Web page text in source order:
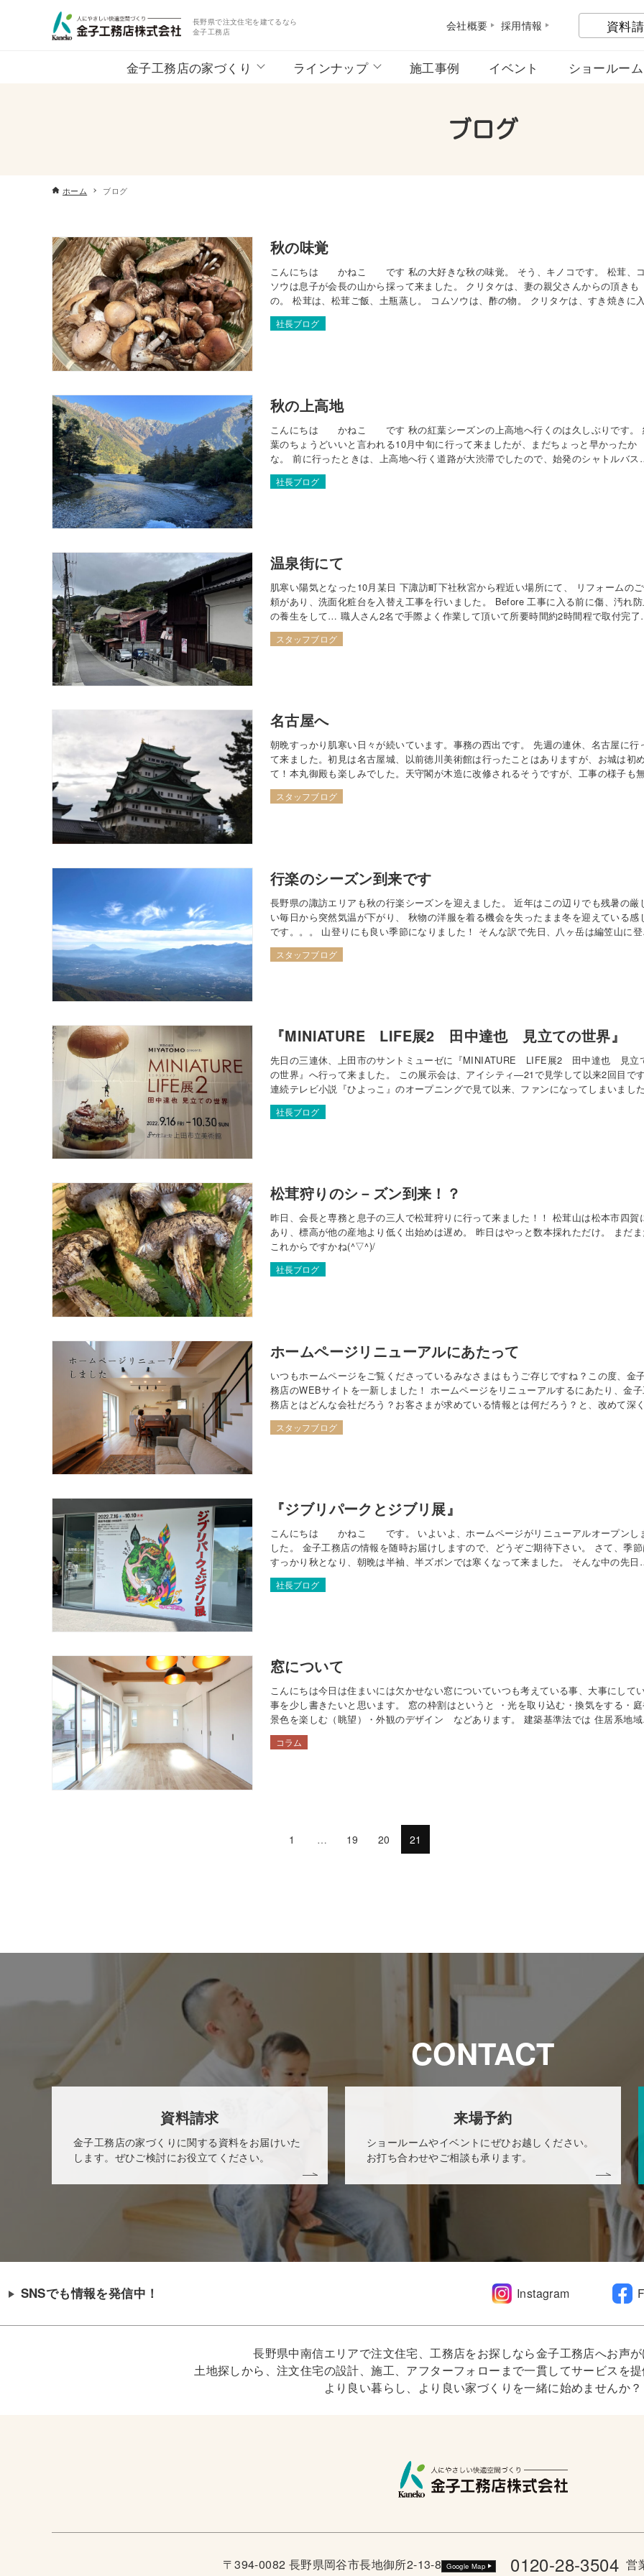
長野県で注文住宅を建てるなら
金子工務店
会社概要 採用情報 資料
金子工務店の家づくり ラインナップ 施工事例 イベント ショールーム
ブログ
ホーム ブログ
秋の味覚
こんにちは かねこ です 私の大好きな秋の味覚。 そう、キノコです。 松茸、
ソウは息子が会長の山から採って来ました。 クリタケは、妻の親父さんからの頂きも
の。 松茸は、松茸ご飯、土瓶蒸し。 コムソウは、酢の物。 クリタケは、すき焼きに
て美味しくいただきました。 どれも美味しかったです。 ご馳走様。
社長ブログ
秋の上高地
こんにちは かねこ です 秋の紅葉シーズンの上高地へ行くのは久しぶりです。
葉のちょうどいいと言われる10月中旬に行って来ましたが、まだちょっと早かったか
な。 前に行ったときは、上高地へ行く道路が大渋滞でしたので、始発のシャトルバス
乗る為に、 なんと、早朝2時に出発。さすがに道路はスキスキ。 1時間ほどで沢渡の駐
場に到着しましたが、前泊の車で駐車場…
社長ブログ
温泉街にて
肌寒い陽気となった10月某日 下諏訪町下社秋宮から程近い場所にて、 リフォームの
頼があり、洗面化粧台を入替え工事を行いました。 Before 工事に入る前に傷、汚れ防
の養生をして… 職人さん2名で手際よく作業して頂いて所要時間約2時間程で取付完了
[TOTO]W600×H19000洗面化粧台ｻｸｱがジャストフィット！ 完成したころには、 現場近
くにあ…
スタッフブログ
名古屋へ
朝晩すっかり肌寒い日々が続いています。事務の西出です。 先週の連休、名古屋に行
て来ました。初見は名古屋城、以前徳川美術館は行ったことはありますが、お城は初め
て！本丸御殿も楽しみでした。天守閣が木造に改修されるそうですが、工事の様子も
「いつ始まるの？完成は？？」の印象でした。 夕方は私の「ライフイベント」某アーテ
ィストの3年ぶりのコンサートへ!!!「出演…
スタッフブログ
行楽のシーズン到来です
長野県の諏訪エリアも秋の行楽シーズンを迎えました。 近年はこの辺りでも残暑の厳
い毎日から突然気温が下がり、 秋物の洋服を着る機会を失ったまま冬を迎えている感
です。。。 山登りにも良い季節になりました！ そんな訳で先日、八ヶ岳は編笠山に登
に行ってきました。 編笠山（あみがさやま）は、八ヶ岳連峰の最南端に位置する標高
2,524mの山。 編笠を伏せたなだらか…
スタッフブログ
『MINIATURE LIFE展2 田中達也 見立ての世界』
先日の三連休、上田市のサントミューゼに『MINIATURE LIFE展2 田中達也 見立
の世界』へ行って来ました。 この展示会は、アイシティ―21で見学して以来2回目です
連続テレビ小説『ひよっこ』のオープニングで見て以来、ファンになってしまいまし
小物好きの私は、可愛くて、楽しいミニチュアの世界にのめり込んでいます。 一つ一つ
の作品のタイトルがまた…
社長ブログ
松茸狩りのシ－ズン到来！？
昨日、会長と専務と息子の三人で松茸狩りに行って来ました！！ 松茸山は松本市四賀
あり、標高が他の産地より低く出始めは遅め。 昨日はやっと数本採れただけ。 まだ
これからですかね(^▽^)/
社長ブログ
ホームページリニューアルにあたって
いつもホームページをご覧くださっているみなさまはもうご存じですね？この度、金
務店のWEBサイトを一新しました！ ホームページをリニューアルするにあたり、金子
務店とはどんな会社だろう？お客さまが求めている情報とは何だろう？と、改めて深
えました。 今回のホームページにはその全てが詰まっています！どうぞお時間の許すか
ぎり、隅々までサイトをご覧ください(っ…
スタッフブログ
『ジブリパークとジブリ展』
こんにちは かねこ です。 いよいよ、ホームページがリニューアルオープンし
した。 金子工務店の情報を随時お届けしますので、どうぞご期待下さい。 さて、季節
すっかり秋となり、朝晩は半袖、半ズボンでは寒くなって来ました。 そんな中の先日
13時の枠を予約して、長野県立美術館で開催されている『ジブリパークとジブリ展』へ
妻と二人で行って来ました。 子どもたち…
社長ブログ
窓について
こんにちは今日は住まいには欠かせない窓についていつも考えている事、大事にして
事を少し書きたいと思います。 窓の枠割はというと ・光を取り込む・換気をする・
景色を楽しむ（眺望）・外観のデザイン などあります。 建築基準法では 住居系地域
は、居室には部屋の大きさ（床面積）の１／７以上の採光に有効な開口が必要と記載さ
ています。採光に有効という所が大切で…
コラム
1 … 19 20 21
CONTACT
資料請求
金子工務店の家づくりに関する資料をお届けいた
します。ぜひご検討にお役立てください。
来場予約
ショールームやイベントにぜひお越しください。
お打ち合わせやご相談も承ります。
SNSでも情報を発信中！ Instagram
長野県中南信エリアで注文住宅、工務店をお探しなら金子工務店へお声が
土地探しから、注文住宅の設計、施工、アフターフォローまで一貫してサービスを提
より良い暮らし、より良い家づくりを一緒に始めませんか？
〒394-0082 長野県岡谷市長地御所2-13-8 Google Map 0120-28-3504 営